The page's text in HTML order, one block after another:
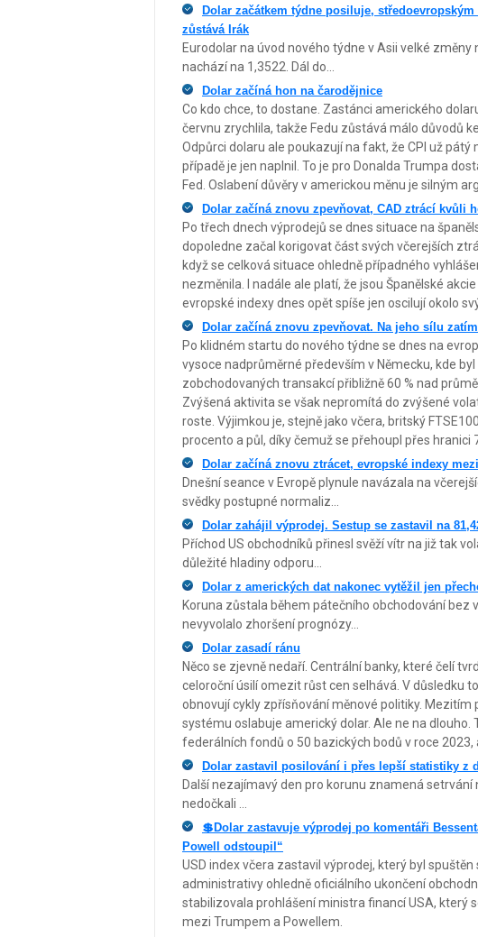
Dolar začátkem týdne posiluje,
zůstává Irák
Eurodolar na úvod nového týdne v Asii velké
nachází na 1,3522. Dál do...
Dolar začíná hon na čarodějnice
Co kdo chce, to dostane. Zastánci amerického
červnu zrychlila, takže Fedu zůstává málo důvodů
Odpůrci dolaru ale poukazují na fakt, že CPI už
případě je jen naplnil. To je pro Donalda Trumpa
Fed. Oslabení důvěry v americkou měnu je silným
Dolar začíná znovu zpevňovat, CAD ztrácí kvůli
Po třech dnech výprodejů se dnes situace na
dopoledne začal korigovat část svých včerejších
když se celková situace ohledně případného
nezměnila. I nadále ale platí, že jsou Španělské
evropské indexy dnes opět spíše jen oscilují okolo
Dolar začíná znovu zpevňovat. Na jeho sílu
Po klidném startu do nového týdne se dnes na
vysoce nadprůměrné především v Německu, kde
zobchodovaných transakcí přibližně 60 % nad
Zvýšená aktivita se však nepromítá do zvýšené
roste. Výjimkou je, stejně jako včera, britský
procento a půl, díky čemuž se přehoupl přes hranici
Dolar začíná znovu ztrácet, evropské indexy
Dnešní seance v Evropě plynule navázala na
svědky postupné normaliz...
Dolar zahájil výprodej. Sestup se zastavil na
Příchod US obchodníků přinesl svěží vítr na již tak
důležité hladiny odporu...
Dolar z amerických dat nakonec vytěžil jen
Koruna zůstala během pátečního obchodování bez
nevyvolalo zhoršení prognózy...
Dolar zasadí ránu
Něco se zjevně nedaří. Centrální banky, které čelí
celoroční úsilí omezit růst cen selhává. V důsledku
obnovují cykly zpřísňování měnové politiky.
systému oslabuje americký dolar. Ale ne na dlouho.
federálních fondů o 50 bazických bodů v roce 2023,
Dolar zastavil posilování i přes lepší statistiky z
Další nezajímavý den pro korunu znamená
nedočkali ...
💲Dolar zastavuje výprodej po komentáři
Powell odstoupil“
USD index včera zastavil výprodej, který byl
administrativy ohledně oficiálního ukončení
stabilizovala prohlášení ministra financí USA, který
mezi Trumpem a Powellem.